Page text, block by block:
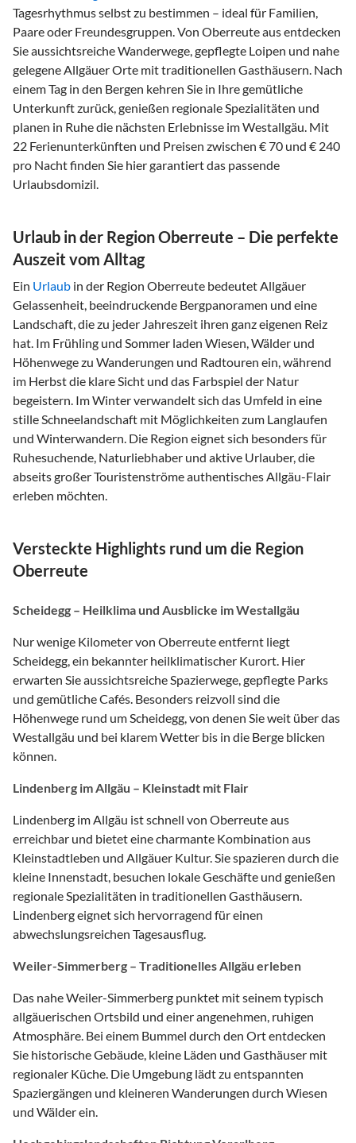
Tagesrhythmus selbst zu bestimmen – ideal für Familien,
Paare oder Freundesgruppen. Von Oberreute aus entdecken
Sie aussichtsreiche Wanderwege, gepflegte Loipen und nahe
gelegene Allgäuer Orte mit traditionellen Gasthäusern. Nach
einem Tag in den Bergen kehren Sie in Ihre gemütliche
Unterkunft zurück, genießen regionale Spezialitäten und
planen in Ruhe die nächsten Erlebnisse im Westallgäu. Mit
22 Ferienunterkünften und Preisen zwischen € 70 und € 240
pro Nacht finden Sie hier garantiert das passende
Urlaubsdomizil.
Urlaub in der Region Oberreute – Die perfekte
Auszeit vom Alltag
Ein Urlaub in der Region Oberreute bedeutet Allgäuer
Gelassenheit, beeindruckende Bergpanoramen und eine
Landschaft, die zu jeder Jahreszeit ihren ganz eigenen Reiz
hat. Im Frühling und Sommer laden Wiesen, Wälder und
Höhenwege zu Wanderungen und Radtouren ein, während
im Herbst die klare Sicht und das Farbspiel der Natur
begeistern. Im Winter verwandelt sich das Umfeld in eine
stille Schneelandschaft mit Möglichkeiten zum Langlaufen
und Winterwandern. Die Region eignet sich besonders für
Ruhesuchende, Naturliebhaber und aktive Urlauber, die
abseits großer Touristenströme authentisches Allgäu-Flair
erleben möchten.
Versteckte Highlights rund um die Region
Oberreute
Scheidegg – Heilklima und Ausblicke im Westallgäu
Nur wenige Kilometer von Oberreute entfernt liegt
Scheidegg, ein bekannter heilklimatischer Kurort. Hier
erwarten Sie aussichtsreiche Spazierwege, gepflegte Parks
und gemütliche Cafés. Besonders reizvoll sind die
Höhenwege rund um Scheidegg, von denen Sie weit über das
Westallgäu und bei klarem Wetter bis in die Berge blicken
können.
Lindenberg im Allgäu – Kleinstadt mit Flair
Lindenberg im Allgäu ist schnell von Oberreute aus
erreichbar und bietet eine charmante Kombination aus
Kleinstadtleben und Allgäuer Kultur. Sie spazieren durch die
kleine Innenstadt, besuchen lokale Geschäfte und genießen
regionale Spezialitäten in traditionellen Gasthäusern.
Lindenberg eignet sich hervorragend für einen
abwechslungsreichen Tagesausflug.
Weiler-Simmerberg – Traditionelles Allgäu erleben
Das nahe Weiler-Simmerberg punktet mit seinem typisch
allgäuerischen Ortsbild und einer angenehmen, ruhigen
Atmosphäre. Bei einem Bummel durch den Ort entdecken
Sie historische Gebäude, kleine Läden und Gasthäuser mit
regionaler Küche. Die Umgebung lädt zu entspannten
Spaziergängen und kleineren Wanderungen durch Wiesen
und Wälder ein.